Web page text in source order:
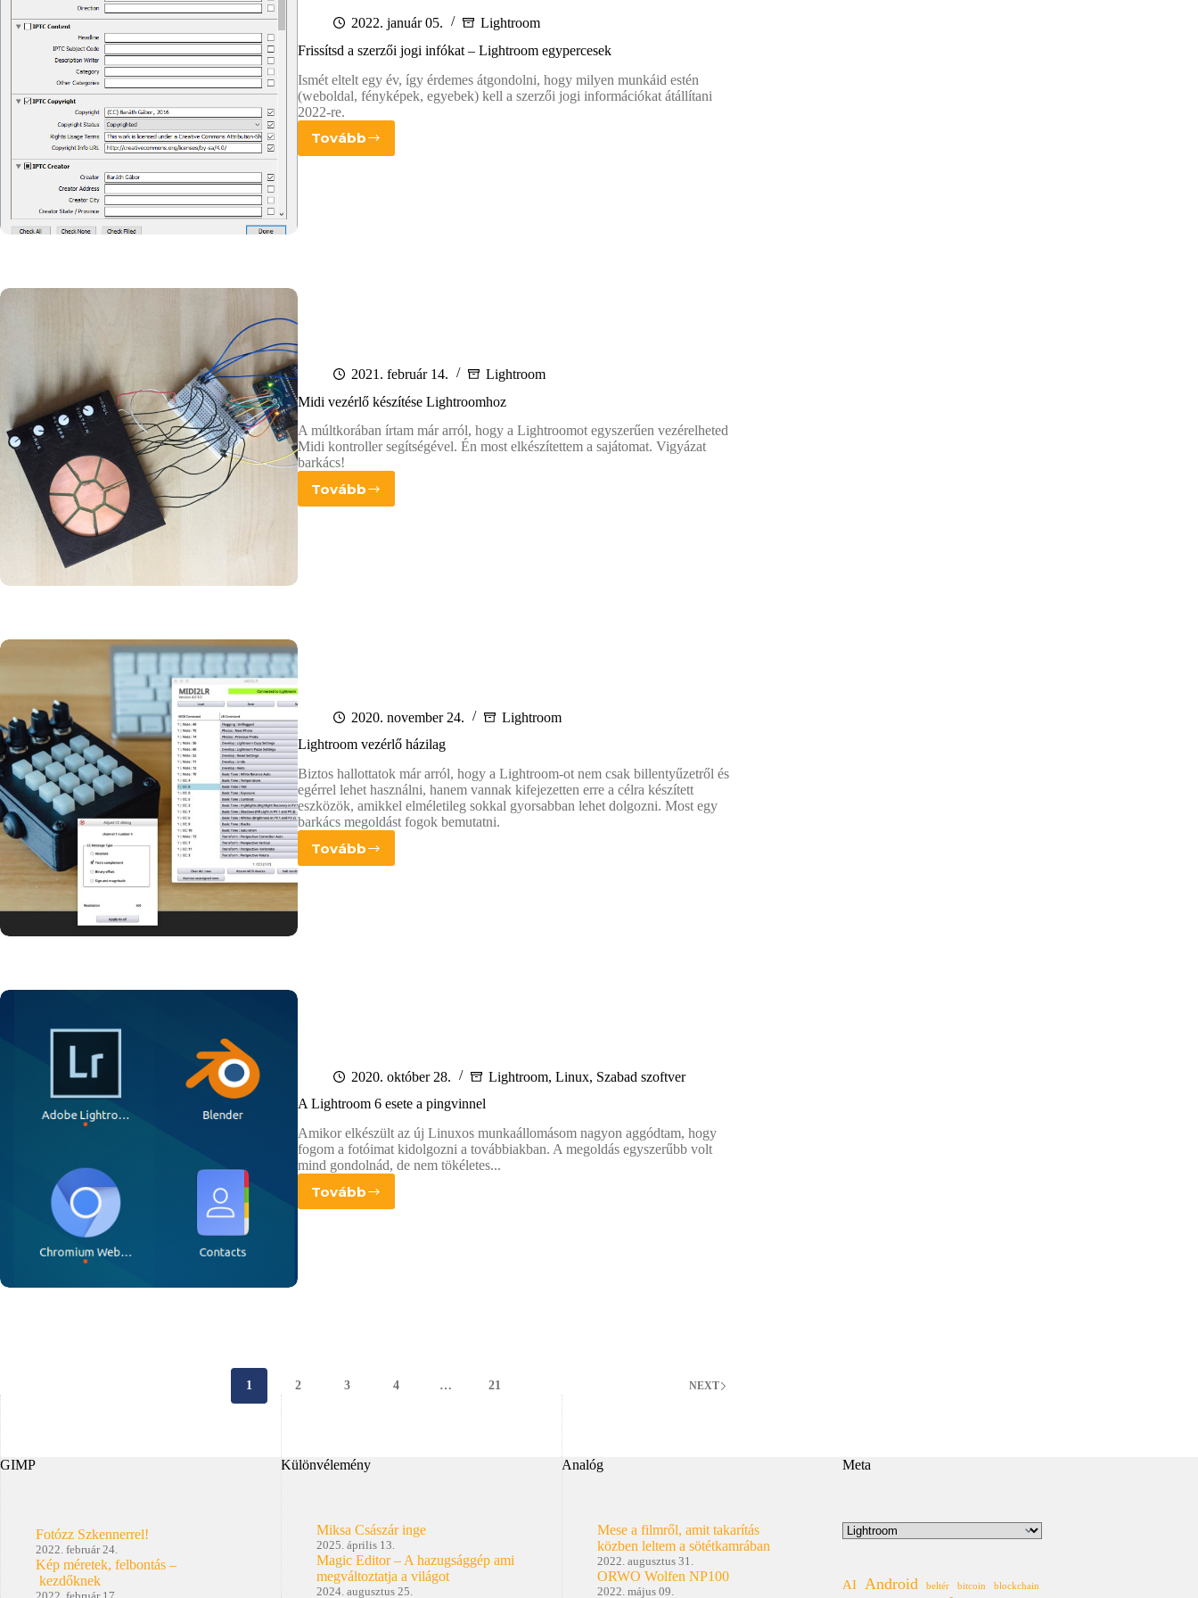
2022. január 05.
Lightroom
Frissítsd a szerzői jogi infókat – Lightroom egypercesek
Ismét eltelt egy év, így érdemes átgondolni, hogy milyen munkáid estén
(weboldal, fényképek, egyebek) kell a szerzői jogi információkat átállítani
2022-re.
TovábbFrissítsd
a
2021. február 14.
Lightroom
Midi vezérlő készítése Lightroomhoz
A múltkorában írtam már arról, hogy a Lightroomot egyszerűen vezérelheted
Midi kontroller segítségével. Én most elkészítettem a sajátomat. Vigyázat
barkács!
Tovább
Midi
2020. november 24.
Lightroom
Lightroom vezérlő házilag
Biztos hallottatok már arról, hogy a Lightroom-ot nem csak billentyűzetről és
egérrel lehet használni, hanem vannak kifejezetten erre a célra készített
eszközök, amikkel elméletileg sokkal gyorsabban lehet dolgozni. Most egy
barkács megoldást fogok bemutatni.
TovábbLightroom
2020. október 28. Lightroom, Linux, Szabad szoftver
A Lightroom 6 esete a pingvinnel
Amikor elkészült az új Linuxos munkaállomásom nagyon aggódtam, hogy
fogom a fotóimat kidolgozni a továbbiakban. A megoldás egyszerűbb volt
mind gondolnád, de nem tökéletes...
Tovább
A
1 2 3 4 … 21 NEXT
GIMP
Fotózz Szkennerrel!
2022. február 24.
Kép méretek, felbontás –
kezdőknek
Különvélemény
Miksa Császár inge
2025. április 13.
Magic Editor – A hazugsággép ami
megváltoztatja a világot
2024. augusztus 25.
Analóg
Mese a filmről, amit takarítás
közben leltem a sötétkamrában
2022. augusztus 31.
ORWO Wolfen NP100
2022. május 09.
Meta
Kategóriák
AI Android beltér bitcoin blockchain